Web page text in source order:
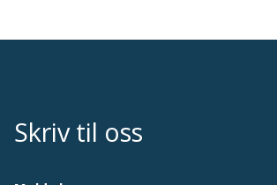
Skriv til oss